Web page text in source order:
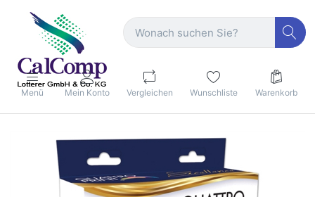
Menü Mein Konto Vergleichen Wunschliste Warenkorb